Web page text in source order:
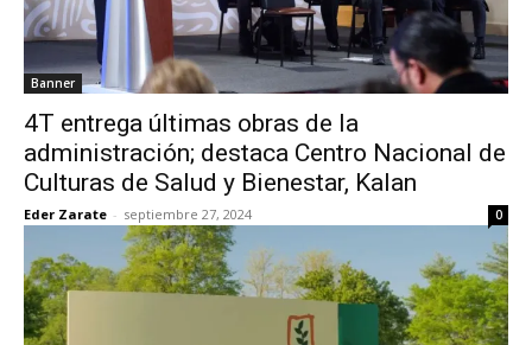
Banner
4T entrega últimas obras de la
administración; destaca Centro Nacional de
Culturas de Salud y Bienestar, Kalan
Eder Zarate - septiembre 27, 2024 0